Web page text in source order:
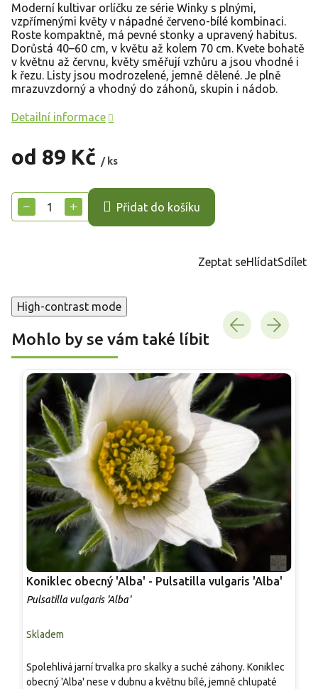
od 89 Kč / ks
cena:
+
− Přidat do košíku
Moderní kultivar orlíčku ze série Winky s plnými,
vzpřímenými květy v nápadné červeno-bílé kombinaci.
Roste kompaktně, má pevné stonky a upravený habitus.
Dorůstá 40–60 cm, v květu až kolem 70 cm. Kvete bohatě
v květnu až červnu, květy směřují vzhůru a jsou vhodné i
k řezu. Listy jsou modrozelené, jemně dělené. Je plně
mrazuvzdorný a vhodný do záhonů, skupin i nádob.
Detailní informace
Zeptat seHlídatSdílet
High-contrast mode
Mohlo by se vám také líbit
Koniklec obecný 'Alba' - Pulsatilla vulgaris 'Alba'
Pulsatilla vulgaris 'Alba'
Skladem
Spolehlivá jarní trvalka pro skalky a suché záhony. Koniklec
obecný 'Alba' nese v dubnu a květnu bílé, jemně chlupaté